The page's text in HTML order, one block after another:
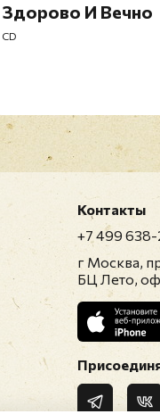
Здорово И Вечно
CD
Контакты
+7 499
г Москва,
БЦ Лето,